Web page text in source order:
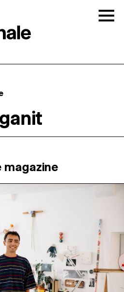
ARTISTIQUE ↓
magazine